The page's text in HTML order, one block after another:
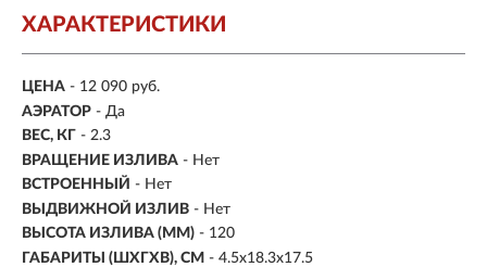
ХАРАКТЕРИСТИКИ
ЦЕНА - 12 090 руб.
АЭРАТОР - Да
ВЕС, КГ - 2.3
ВРАЩЕНИЕ ИЗЛИВА - Нет
ВСТРОЕННЫЙ - Нет
ВЫДВИЖНОЙ ИЗЛИВ - Нет
ВЫСОТА ИЗЛИВА (ММ) - 120
ГАБАРИТЫ (ШХГХВ), СМ - 4.5х18.3х17.5